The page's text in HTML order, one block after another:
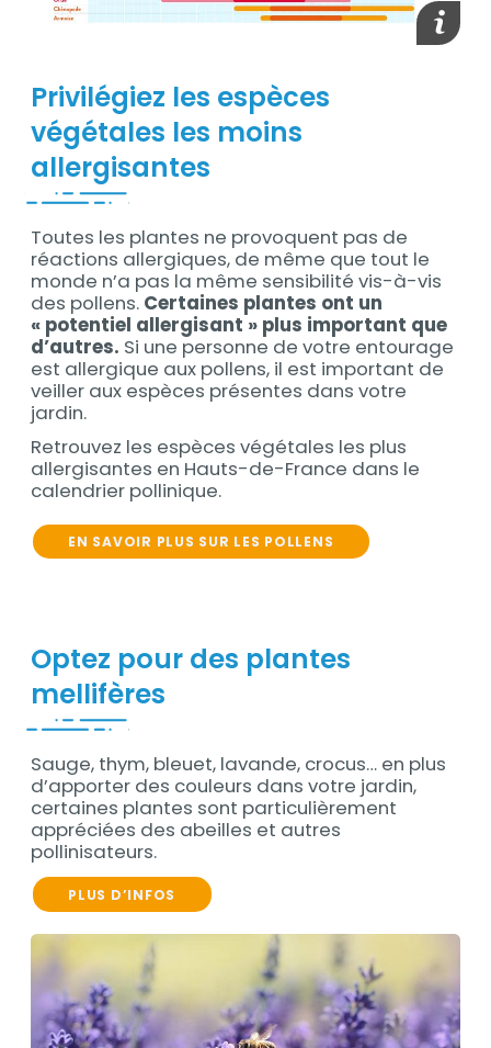
Privilégiez les espèces
végétales les moins
allergisantes
Contenu
Toutes les plantes ne provoquent pas de
réactions allergiques, de même que tout le
monde n’a pas la même sensibilité vis-à-vis
des pollens. Certaines plantes ont un
« potentiel allergisant » plus important que
d’autres. Si une personne de votre entourage
est allergique aux pollens, il est important de
veiller aux espèces présentes dans votre
jardin.
Retrouvez les espèces végétales les plus
allergisantes en Hauts-de-France dans le
calendrier pollinique.
EN SAVOIR PLUS SUR LES POLLENS
Optez pour des plantes
mellifères
Contenu
Sauge, thym, bleuet, lavande, crocus… en plus
d’apporter des couleurs dans votre jardin,
certaines plantes sont particulièrement
appréciées des abeilles et autres
pollinisateurs.
PLUS D’INFOS
Contenu